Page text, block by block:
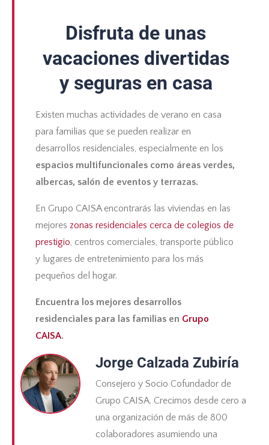
Disfruta de unas
vacaciones divertidas
y seguras en casa
Existen muchas actividades de verano en casa
para familias que se pueden realizar en
desarrollos residenciales, especialmente en los
espacios multifuncionales como áreas verdes,
albercas, salón de eventos y terrazas.
En Grupo CAISA encontrarás las viviendas en las
mejores zonas residenciales cerca de colegios de
prestigio, centros comerciales, transporte público
y lugares de entretenimiento para los más
pequeños del hogar.
Encuentra los mejores desarrollos
residenciales para las familias en Grupo
CAISA.
Jorge Calzada Zubiría
Consejero y Socio Cofundador de
Grupo CAISA. Crecimos desde cero a
una organización de más de 800
colaboradores asumiendo una